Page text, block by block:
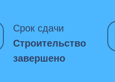
Срок сдачи
Строительство
завершено